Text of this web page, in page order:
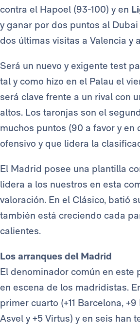
contra el Hapoel (93-100) y en
y ganar por dos puntos al
dos últimas visitas a Valencia y
Será un nuevo y exigente test
tal y como hizo en el Palau el
será clave frente a un rival con
altos. Los taronjas son el
muchos puntos (90 a favor y
ofensivo y que lidera la
El Madrid posee una plantilla
lidera a los nuestros en esta
valoración. En el Clásico, batió
también está creciendo cada
calientes.
Los arranques del Madrid
El denominador común en
en escena de los madridistas.
primer cuarto (+11 Barcelona,
Asvel y +5 Virtus) y en seis han